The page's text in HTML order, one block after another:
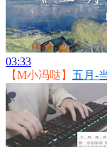
03:33
【M小冯哒】 五月-